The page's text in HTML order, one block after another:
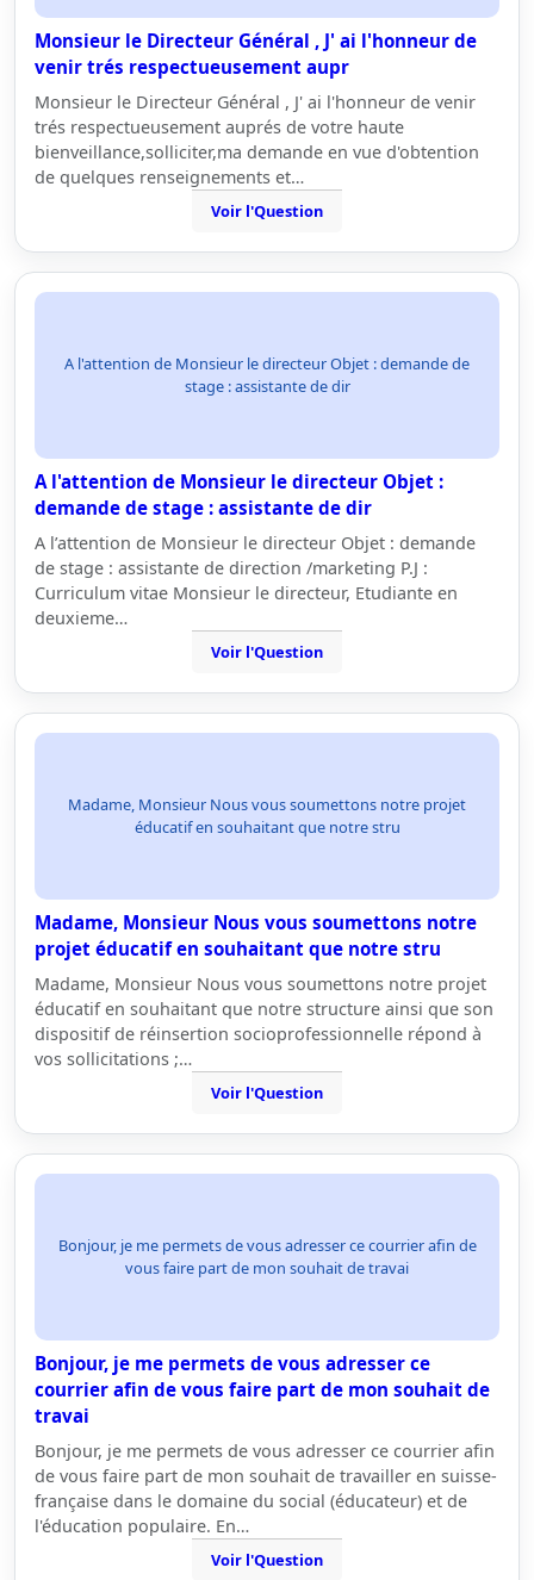
Monsieur le Directeur Général , J' ai l'honneur de
venir trés respectueusement aupr
Monsieur le Directeur Général , J' ai l'honneur de venir
trés respectueusement auprés de votre haute
bienveillance,solliciter,ma demande en vue d'obtention
de quelques renseignements et…
Voir l'Question
A l'attention de Monsieur le directeur Objet : demande de
stage : assistante de dir
A l'attention de Monsieur le directeur Objet :
demande de stage : assistante de dir
A l’attention de Monsieur le directeur Objet : demande
de stage : assistante de direction /marketing P.J :
Curriculum vitae Monsieur le directeur, Etudiante en
deuxieme…
Voir l'Question
Madame, Monsieur Nous vous soumettons notre projet
éducatif en souhaitant que notre stru
Madame, Monsieur Nous vous soumettons notre
projet éducatif en souhaitant que notre stru
Madame, Monsieur Nous vous soumettons notre projet
éducatif en souhaitant que notre structure ainsi que son
dispositif de réinsertion socioprofessionnelle répond à
vos sollicitations ;…
Voir l'Question
Bonjour, je me permets de vous adresser ce courrier afin de
vous faire part de mon souhait de travai
Bonjour, je me permets de vous adresser ce
courrier afin de vous faire part de mon souhait de
travai
Bonjour, je me permets de vous adresser ce courrier afin
de vous faire part de mon souhait de travailler en suisse-
française dans le domaine du social (éducateur) et de
l'éducation populaire. En…
Voir l'Question